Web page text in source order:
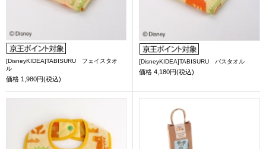
[DisneyKIDEA]TABISURU フェイスタオ
ル
価格 1,980円(税込)
[DisneyKIDEA]TABISURU バスタオル
価格 4,180円(税込)